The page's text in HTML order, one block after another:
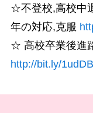
☆不登校,高校中
年の対応,克服
☆ 高校卒業後進
http://bit.ly/